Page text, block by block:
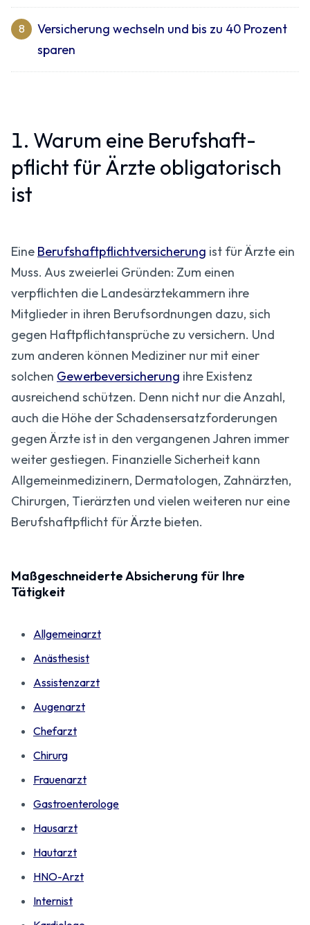
8
Versicherung wechseln und bis zu 40 Prozent
sparen
1. Warum eine Berufs­haft­
pflicht für Ärzte obligatorisch
ist
Eine Berufs­haftpflicht­versicherung ist für Ärzte ein
Muss. Aus zweierlei Gründen: Zum einen
verpflichten die Landes­ärztekammern ihre
Mitglieder in ihren Berufs­ordnungen dazu, sich
gegen Haftpflicht­ansprüche zu versichern. Und
zum anderen können Mediziner nur mit einer
solchen Gewerbe­versicherung ihre Existenz
ausreichend schützen. Denn nicht nur die Anzahl,
auch die Höhe der Schadensersatz­forderungen
gegen Ärzte ist in den vergangenen Jahren immer
weiter gestiegen. Finanzielle Sicherheit kann
Allgemein­medizinern, Dermatologen, Zahnärzten,
Chirurgen, Tierärzten und vielen weiteren nur eine
Berufshaftpflicht für Ärzte bieten.
Maßgeschneiderte Absicherung für Ihre
Tätigkeit
Allgemeinarzt
Anästhesist
Assistenzarzt
Augenarzt
Chefarzt
Chirurg
Frauenarzt
Gastroenterologe
Hausarzt
Hautarzt
HNO-Arzt
Internist